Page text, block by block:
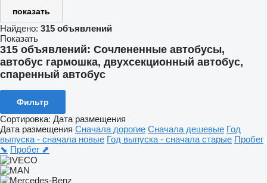
показать
Найдено: 315 объявлений
Показать
315 объявлений: Сочлененные автобусы,
автобус гармошка, двухсекционный автобус,
спаренный автобус
Фильтр
Сортировка: Дата размещения
Дата размещения Сначала дорогие Сначала дешевые Год
выпуска - сначала новые Год выпуска - сначала старые Пробег
⬊ Пробег ⬈